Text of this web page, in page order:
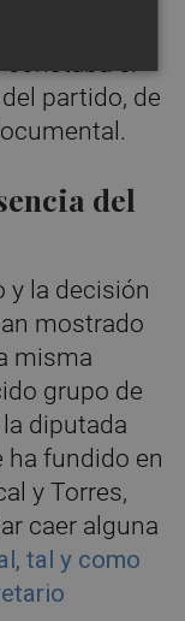
oficial
el
partido, de
del
y la decisión
mostrado
misma
grupo de
diputada
ha fundido en
y Torres,
caer alguna
tal y como